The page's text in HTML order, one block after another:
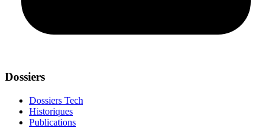
Dossiers
Dossiers Tech
Historiques
Publications